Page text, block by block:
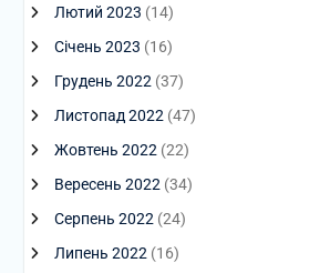
Лютий 2023 (14)
Січень 2023 (16)
Грудень 2022 (37)
Листопад 2022 (47)
Жовтень 2022 (22)
Вересень 2022 (34)
Серпень 2022 (24)
Липень 2022 (16)